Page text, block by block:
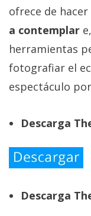
ofrece de hacer
a contemplar
herramientas
fotografiar el
espectáculo
Descarga
Descarga